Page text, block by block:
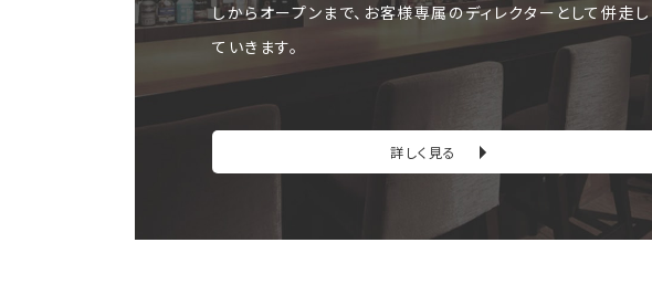
しからオープンまで、お客様専属のディレクターとして併走し
ていきます。
詳しく見る